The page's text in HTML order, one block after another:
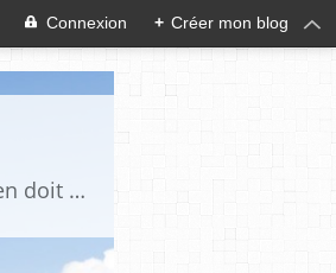
Connexion + Créer mon blog
Ce blog est destiné à stimuler l'intérêt du lecteur pour des questions de société auxquelles tout citoyen doit être en mesure d'apporter des réponses, individuelles ou collectives, en conscience et en responsabilité !